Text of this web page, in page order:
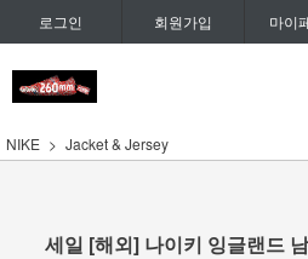
로그인 회원가입 마이
NIKE Jacket & Jersey
세일 [해외] 나이키 잉글랜드